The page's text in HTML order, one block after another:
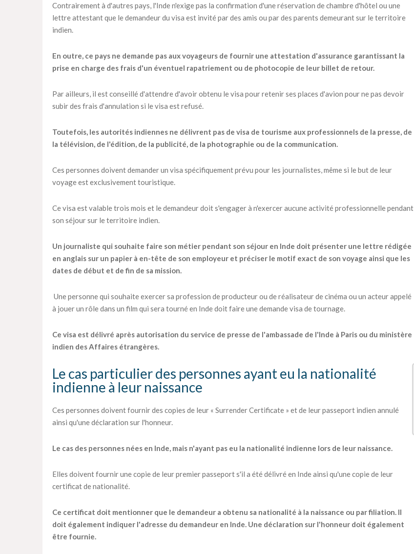
Contrairement à d'autres pays, l'Inde n'exige pas la confirmation d'une réservation de chambre d'hôtel ou une
lettre attestant que le demandeur du visa est invité par des amis ou par des parents demeurant sur le territoire
indien.
En outre, ce pays ne demande pas aux voyageurs de fournir une attestation d'assurance garantissant la
prise en charge des frais d'un éventuel rapatriement ou de photocopie de leur billet de retour.
Par ailleurs, il est conseillé d'attendre d'avoir obtenu le visa pour retenir ses places d'avion pour ne pas devoir
subir des frais d'annulation si le visa est refusé.
Toutefois, les autorités indiennes ne délivrent pas de visa de tourisme aux professionnels de la presse, de
la télévision, de l'édition, de la publicité, de la photographie ou de la communication.
Ces personnes doivent demander un visa spécifiquement prévu pour les journalistes, même si le but de leur
voyage est exclusivement touristique.
Ce visa est valable trois mois et le demandeur doit s'engager à n'exercer aucune activité professionnelle pendant
son séjour sur le territoire indien.
Un journaliste qui souhaite faire son métier pendant son séjour en Inde doit présenter une lettre rédigée
en anglais sur un papier à en-tête de son employeur et préciser le motif exact de son voyage ainsi que les
dates de début et de fin de sa mission.
Une personne qui souhaite exercer sa profession de producteur ou de réalisateur de cinéma ou un acteur appelé
à jouer un rôle dans un film qui sera tourné en Inde doit faire une demande visa de tournage.
Ce visa est délivré après autorisation du service de presse de l'ambassade de l'Inde à Paris ou du ministère
indien des Affaires étrangères.
Le cas particulier des personnes ayant eu la nationalité
indienne à leur naissance
Ces personnes doivent fournir des copies de leur « Surrender Certificate » et de leur passeport indien annulé
ainsi qu'une déclaration sur l'honneur.
Le cas des personnes nées en Inde, mais n'ayant pas eu la nationalité indienne lors de leur naissance.
Elles doivent fournir une copie de leur premier passeport s'il a été délivré en Inde ainsi qu'une copie de leur
certificat de nationalité.
Ce certificat doit mentionner que le demandeur a obtenu sa nationalité à la naissance ou par filiation. Il
doit également indiquer l'adresse du demandeur en Inde. Une déclaration sur l'honneur doit également
être fournie.